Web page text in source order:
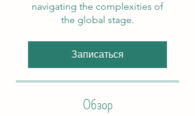
navigating the complexities of
the global stage.
Записаться
Обзор